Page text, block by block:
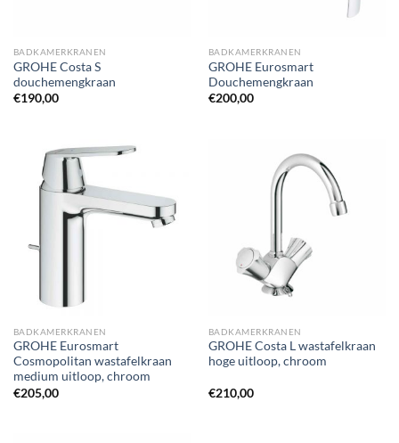
BADKAMERKRANEN
GROHE Costa S
douchemengkraan
€190,00
BADKAMERKRANEN
GROHE Eurosmart
Douchemengkraan
€200,00
BADKAMERKRANEN
GROHE Eurosmart
Cosmopolitan wastafelkraan
medium uitloop, chroom
€205,00
BADKAMERKRANEN
GROHE Costa L wastafelkraan
hoge uitloop, chroom
€210,00